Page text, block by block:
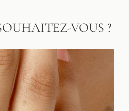
VOUS ?